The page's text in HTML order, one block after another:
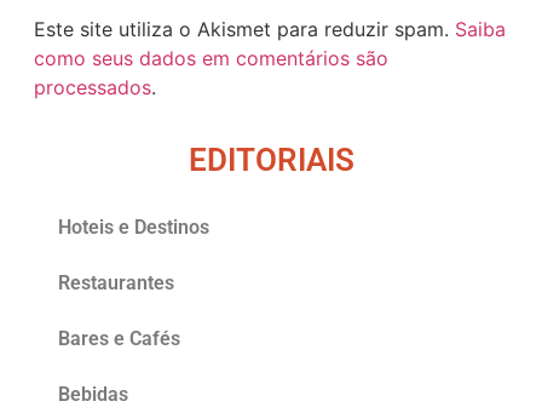
Este site utiliza o Akismet para reduzir spam. Saiba
como seus dados em comentários são
processados.
EDITORIAIS
Hoteis e Destinos
Restaurantes
Bares e Cafés
Bebidas